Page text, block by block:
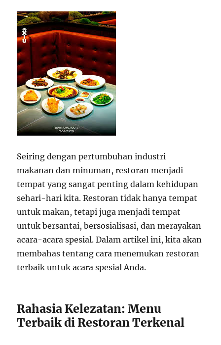
Seiring dengan pertumbuhan industri
makanan dan minuman, restoran menjadi
tempat yang sangat penting dalam kehidupan
sehari-hari kita. Restoran tidak hanya tempat
untuk makan, tetapi juga menjadi tempat
untuk bersantai, bersosialisasi, dan merayakan
acara-acara spesial. Dalam artikel ini, kita akan
membahas tentang cara menemukan restoran
terbaik untuk acara spesial Anda.
Rahasia Kelezatan: Menu
Terbaik di Restoran Terkenal